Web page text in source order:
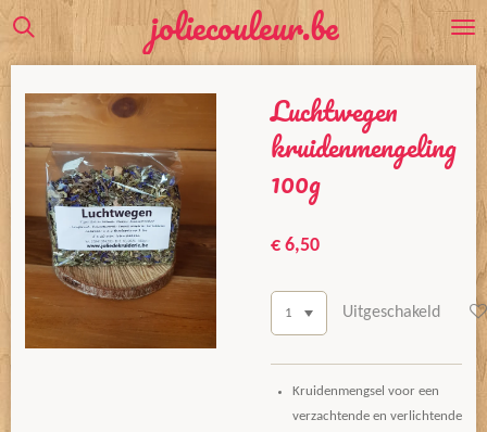
Ga
de
hoofdinhoud
joliecouleur.be
Luchtwegen
kruidenmengeling
100g
€ 6,50
Uitgeschakeld
Kruidenmengsel voor een
verzachtende en verlichtende